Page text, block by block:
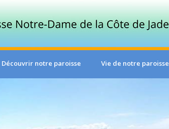
Découvrir notre paroisse Vie de notre paroisse